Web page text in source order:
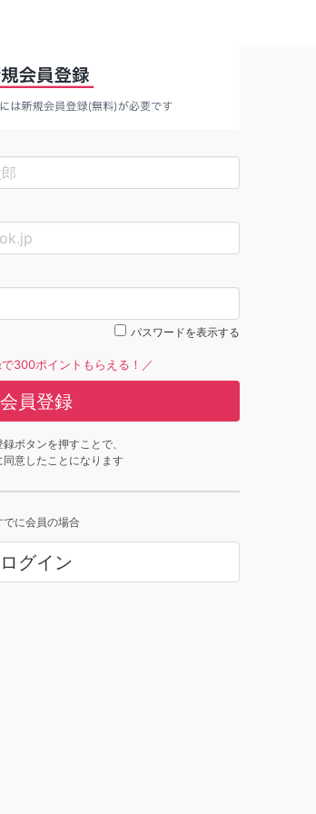
パスワードを表示する
300ポイントもらえる！／
会員登録
ボタンを押すことで、
同意したことになります
でに会員の場合
ログイン